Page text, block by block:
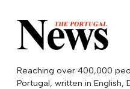
Reaching over 400,000
Portugal, written in English,